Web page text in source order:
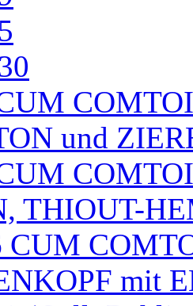
und
THIOUT-
CUM
mit